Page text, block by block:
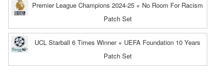
Premier League Champions 2024-25 + No Room For Racism
Patch Set
UCL Starball 6 Times Winner + UEFA Foundation 10 Years
Patch Set